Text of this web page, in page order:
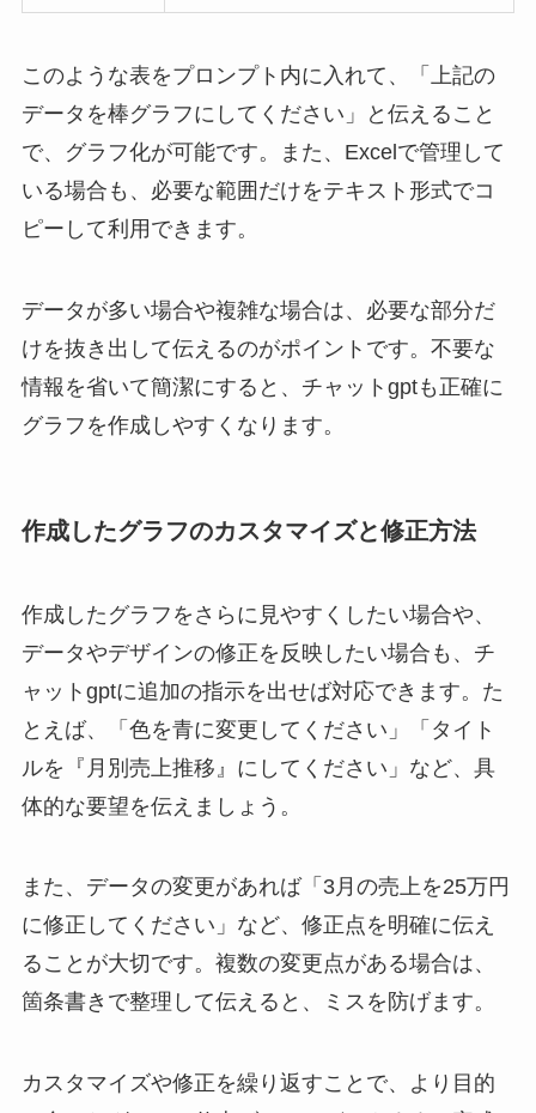
このような表をプロンプト内に入れて、「上記の
データを棒グラフにしてください」と伝えること
で、グラフ化が可能です。また、Excelで管理して
いる場合も、必要な範囲だけをテキスト形式でコ
ピーして利用できます。
データが多い場合や複雑な場合は、必要な部分だ
けを抜き出して伝えるのがポイントです。不要な
情報を省いて簡潔にすると、チャットgptも正確に
グラフを作成しやすくなります。
作成したグラフのカスタマイズと修正方法
作成したグラフをさらに見やすくしたい場合や、
データやデザインの修正を反映したい場合も、チ
ャットgptに追加の指示を出せば対応できます。た
とえば、「色を青に変更してください」「タイト
ルを『月別売上推移』にしてください」など、具
体的な要望を伝えましょう。
また、データの変更があれば「3月の売上を25万円
に修正してください」など、修正点を明確に伝え
ることが大切です。複数の変更点がある場合は、
箇条書きで整理して伝えると、ミスを防げます。
カスタマイズや修正を繰り返すことで、より目的